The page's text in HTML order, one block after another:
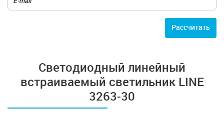
Расcчитать
Светодиодный линейный
встраиваемый светильник LINE
3263-30